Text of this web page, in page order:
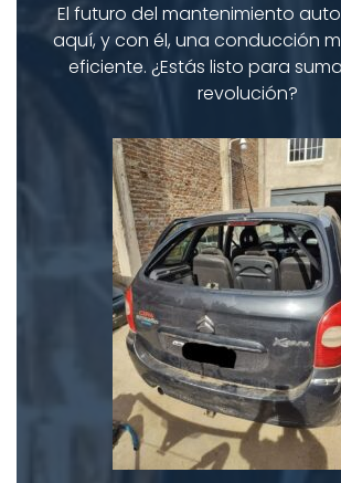
El futuro del mantenimiento
aquí, y con él, una conducción
eficiente. ¿Estás listo para
revolución?